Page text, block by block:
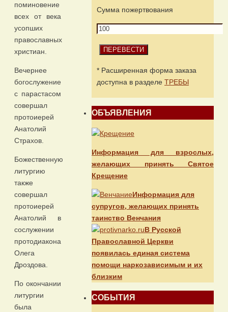
поминовение
всех от века
усопших
православных
христиан.
Вечернее
богослужение
с парастасом
совершал
протоиерей
Анатолий
Страхов.
Божественную
литургию
также
совершал
протоиерей
Анатолий в
сослужении
протодиакона
Олега
Дроздова.
По окончании
литургии
была
Сумма пожертвования
* Расширенная форма заказа
доступна в разделе ТРЕБЫ
ОБЪЯВЛЕНИЯ
Информация для взрослых,
желающих принять Святое
Крещение
Информация для
супругов, желающих принять
таинство Венчания
В Русской
Православной Церкви
появилась единая система
помощи наркозависимым и их
близким
СОБЫТИЯ